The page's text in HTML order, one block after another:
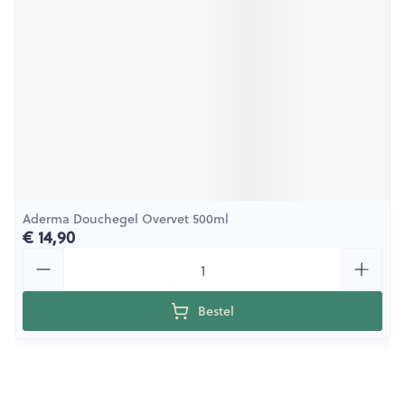
Aderma Douchegel Overvet 500ml
€ 14,90
Bestel